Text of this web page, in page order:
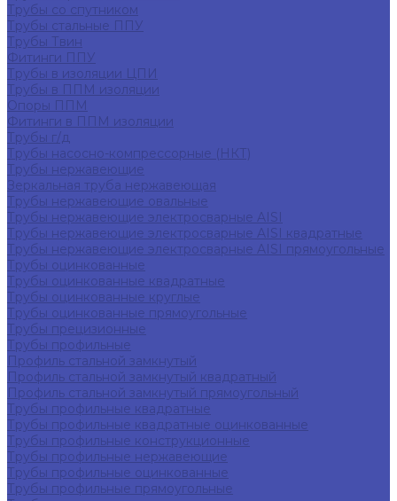
Трубы со спутником
Трубы стальные ППУ
Трубы Твин
Фитинги ППУ
Трубы в изоляции ЦПИ
Трубы в ППМ изоляции
Опоры ППМ
Фитинги в ППМ изоляции
Трубы г/д
Трубы насосно-компрессорные (НКТ)
Трубы нержавеющие
Зеркальная труба нержавеющая
Трубы нержавеющие овальные
Трубы нержавеющие электросварные AISI
Трубы нержавеющие электросварные AISI квадратные
Трубы нержавеющие электросварные AISI прямоугольные
Трубы оцинкованные
Трубы оцинкованные квадратные
Трубы оцинкованные круглые
Трубы оцинкованные прямоугольные
Трубы прецизионные
Трубы профильные
Профиль стальной замкнутый
Профиль стальной замкнутый квадратный
Профиль стальной замкнутый прямоугольный
Трубы профильные квадратные
Трубы профильные квадратные оцинкованные
Трубы профильные конструкционные
Трубы профильные нержавеющие
Трубы профильные оцинкованные
Трубы профильные прямоугольные